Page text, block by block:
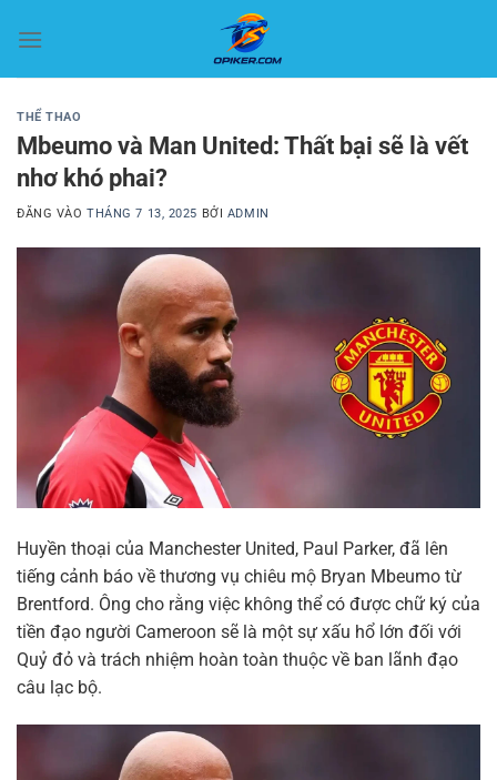
qua
THỂ THAO
Mbeumo và Man United: Thất bại sẽ là vết
nhơ khó phai?
ĐĂNG VÀOTHÁNG 7 13, 2025 BỞI ADMIN
Huyền thoại của Manchester United, Paul Parker, đã lên
tiếng cảnh báo về thương vụ chiêu mộ Bryan Mbeumo từ
Brentford. Ông cho rằng việc không thể có được chữ ký của
tiền đạo người Cameroon sẽ là một sự xấu hổ lớn đối với
Quỷ đỏ và trách nhiệm hoàn toàn thuộc về ban lãnh đạo
câu lạc bộ.